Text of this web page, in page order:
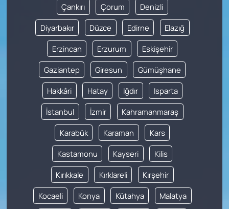
Çankırı Çorum Denizli
Diyarbakır Düzce Edirne Elazığ
Erzincan Erzurum Eskişehir
Gaziantep Giresun Gümüşhane
Hakkâri Hatay Iğdır Isparta
İstanbul İzmir Kahramanmaraş
Karabük Karaman Kars
Kastamonu Kayseri Kilis
Kırıkkale Kırklareli Kırşehir
Kocaeli Konya Kütahya Malatya